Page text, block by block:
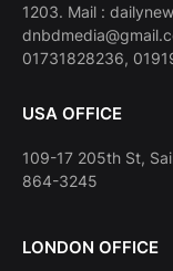
1203. Mail :
01731828236,
USA OFFICE
109-17 205th St,
864-3245
LONDON OFFICE